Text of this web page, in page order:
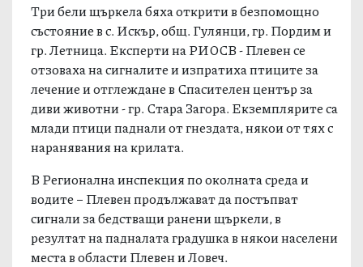
Три бели щъркела бяха открити в безпомощно
състояние в с. Искър, общ. Гулянци, гр. Пордим и
гр. Летница. Експерти на РИОСВ - Плевен се
отзоваха на сигналите и изпратиха птиците за
лечение и отглеждане в Спасителен център за
диви животни - гр. Стара Загора. Екземплярите са
млади птици паднали от гнездата, някои от тях с
наранявания на крилата.
В Регионална инспекция по околната среда и
водите – Плевен продължават да постъпват
сигнали за бедстващи ранени щъркели, в
резултат на падналата градушка в някои населени
места в области Плевен и Ловеч.